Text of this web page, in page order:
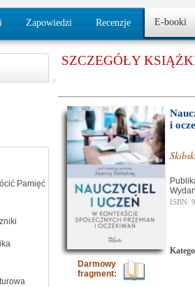
Zapowiedzi Recenzje E-booki
Pamięć
SZCZEGÓŁY
Darmowy
fragment:
i
ISBN: